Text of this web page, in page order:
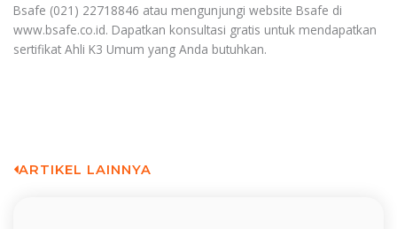
Bsafe (021) 22718846 atau mengunjungi website Bsafe di
www.bsafe.co.id. Dapatkan konsultasi gratis untuk mendapatkan
sertifikat Ahli K3 Umum yang Anda butuhkan.
ARTIKEL LAINNYA